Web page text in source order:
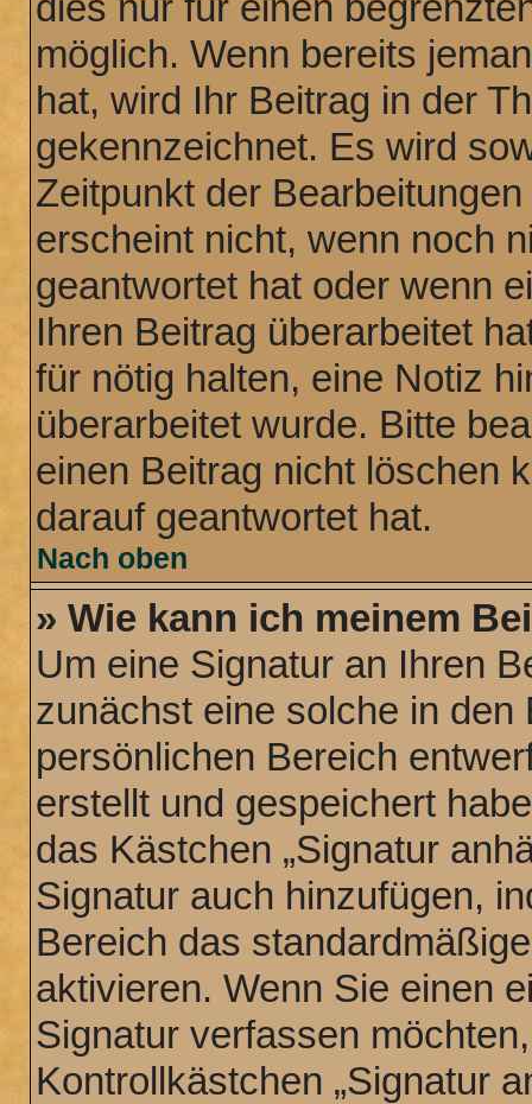
möglich. Wenn bereits
hat, wird Ihr Beitrag in der
gekennzeichnet. Es wird
Zeitpunkt der
erscheint nicht, wenn noch
geantwortet hat oder wenn
Ihren Beitrag überarbeitet
für nötig halten, eine Notiz
überarbeitet wurde. Bitte
einen Beitrag nicht löschen
darauf geantwortet hat.
Nach oben
» Wie kann ich meinem
Um eine Signatur an Ihren
zunächst eine solche in den
persönlichen Bereich
erstellt und gespeichert
das Kästchen „Signatur
Signatur auch hinzufügen,
Bereich das
aktivieren. Wenn Sie einen
Signatur verfassen
Kontrollkästchen „Signatur